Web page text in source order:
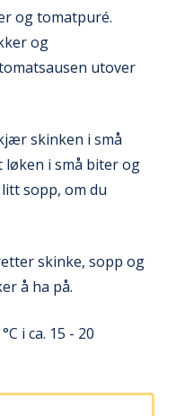
og tomatpuré.
og
utover
skinken i små
i små biter og
sopp, om du
skinke, sopp og
å ha på.
i ca. 15 - 20